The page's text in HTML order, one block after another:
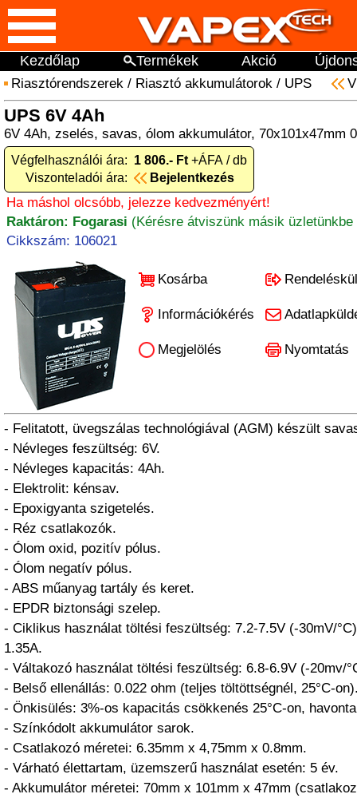
Kezdőlap Termékek Akció
Riasztórendszerek / Riasztó akkumulátorok / UPS
UPS 6V 4Ah
6V 4Ah, zselés, savas, ólom akkumulátor, 70x101x47mm
Végfelhasználói ára: 1 806.- Ft +ÁFA / db
Viszonteladói ára:
Bejelentkezés
Ha máshol olcsóbb, jelezze kedvezményért!
Raktáron: Fogarasi (Kérésre átviszünk másik üzletünkbe
Cikkszám: 106021
Kosárba
Információkérés
Megjelölés Nyomtatás
- Felitatott, üvegszálas technológiával (AGM) készült
- Névleges feszültség: 6V.
- Névleges kapacitás: 4Ah.
- Elektrolit: kénsav.
- Epoxigyanta szigetelés.
- Réz csatlakozók.
- Ólom oxid, pozitív pólus.
- Ólom negatív pólus.
- ABS műanyag tartály és keret.
- EPDR biztonsági szelep.
- Ciklikus használat töltési feszültség: 7.2-7.5V (-30mV/
1.35A.
- Váltakozó használat töltési feszültség: 6.8-6.9V (-20mv/
- Belső ellenállás: 0.022 ohm (teljes töltöttségnél, 25°C-
- Önkisülés: 3%-os kapacitás csökkenés 25°C-on,
- Színkódolt akkumulátor sarok.
- Csatlakozó méretei: 6.35mm x 4,75mm x 0.8mm.
- Várható élettartam, üzemszerű használat esetén: 5 év.
- Akkumulátor méretei: 70mm x 101mm x 47mm